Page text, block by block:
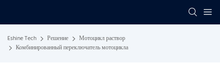
Eshine Tech Решение
Мотоцикл раствор
Комбинированный переключатель мотоцикла